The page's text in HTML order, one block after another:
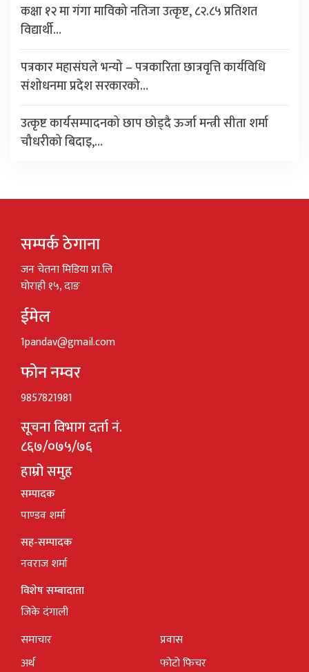
कक्षा १२ मा गंगा माविको नतिजा उत्कृष्ट, ८२.८५ प्रतिशत
विद्यार्थी…
पत्रकार महासंघले भन्यो – पत्रकारिता छात्रवृत्ति कार्यविधि
संशोधनमा प्रदेश सरकारको…
उत्कृष्ट कार्यसम्पादनको छाप छोड्दै ऊर्जा मन्त्री सीता शर्मा
चौधरीको बिदाइ,…
सम्पर्क ठेगाना
जन चेतना मिडिया प्रा.लि
घोराही १५, दाङ
ईमेल
1pandav@gmail.com
फोन नम्वर
9857821981
सूचना विभाग दर्ता नं.
८६७/०७५/७६
हाम्रो समुह
सम्पादक
पाण्डव शर्मा
सह-सम्पादक
नवराज शर्मा
विशेष सम्बादाता
जिके दंगाली
समाचार
अर्थ
प्रवास
फोटो फिचर